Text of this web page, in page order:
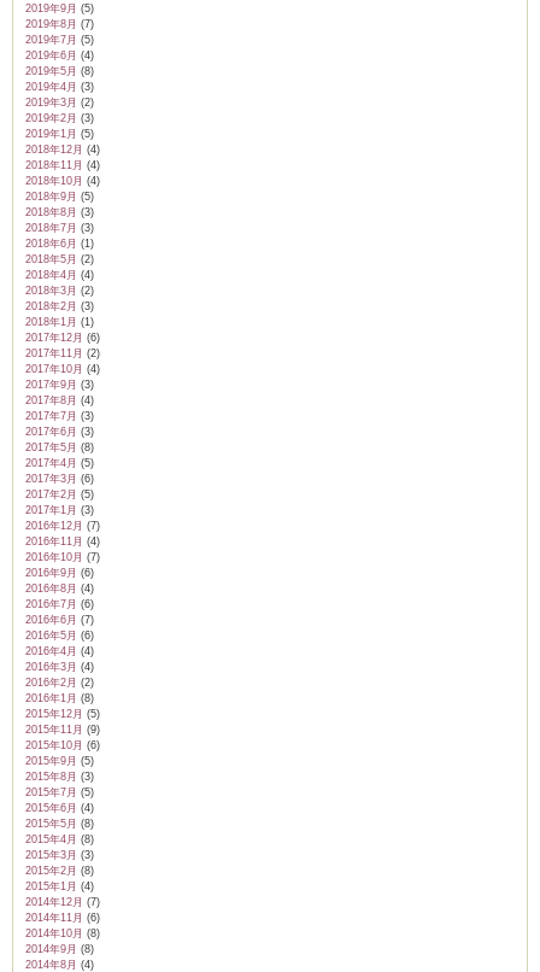
2019年9月 (5)
2019年8月 (7)
2019年7月 (5)
2019年6月 (4)
2019年5月 (8)
2019年4月 (3)
2019年3月 (2)
2019年2月 (3)
2019年1月 (5)
2018年12月 (4)
2018年11月 (4)
2018年10月 (4)
2018年9月 (5)
2018年8月 (3)
2018年7月 (3)
2018年6月 (1)
2018年5月 (2)
2018年4月 (4)
2018年3月 (2)
2018年2月 (3)
2018年1月 (1)
2017年12月 (6)
2017年11月 (2)
2017年10月 (4)
2017年9月 (3)
2017年8月 (4)
2017年7月 (3)
2017年6月 (3)
2017年5月 (8)
2017年4月 (5)
2017年3月 (6)
2017年2月 (5)
2017年1月 (3)
2016年12月 (7)
2016年11月 (4)
2016年10月 (7)
2016年9月 (6)
2016年8月 (4)
2016年7月 (6)
2016年6月 (7)
2016年5月 (6)
2016年4月 (4)
2016年3月 (4)
2016年2月 (2)
2016年1月 (8)
2015年12月 (5)
2015年11月 (9)
2015年10月 (6)
2015年9月 (5)
2015年8月 (3)
2015年7月 (5)
2015年6月 (4)
2015年5月 (8)
2015年4月 (8)
2015年3月 (3)
2015年2月 (8)
2015年1月 (4)
2014年12月 (7)
2014年11月 (6)
2014年10月 (8)
2014年9月 (8)
2014年8月 (4)